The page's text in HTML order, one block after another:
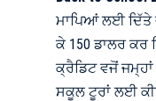
ਮਾਪਿਆਂ ਲਈ ਦਿੱਤੇ
ਕੇ 150 ਡਾਲਰ ਕਰ
ਕ੍ਰੈਡਿਟ ਵਜੋਂ
ਸਕੂਲ ਟੂਰਾਂ ਲਈ